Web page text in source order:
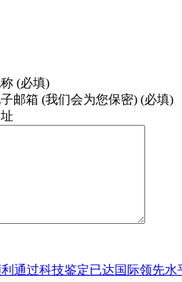
(必填)
邮箱 (我们会为您保密) (必填)
通过科技鉴定已达国际领先水